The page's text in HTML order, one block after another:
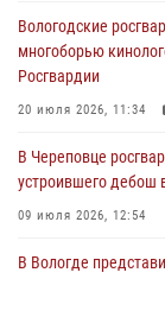
29 июля 2026, 09:08
Вологодские
многоборью
Росгвардии
20 июля 2026, 11:34
В Череповце
устроившего дебош
09 июля 2026, 12:54
В Вологде